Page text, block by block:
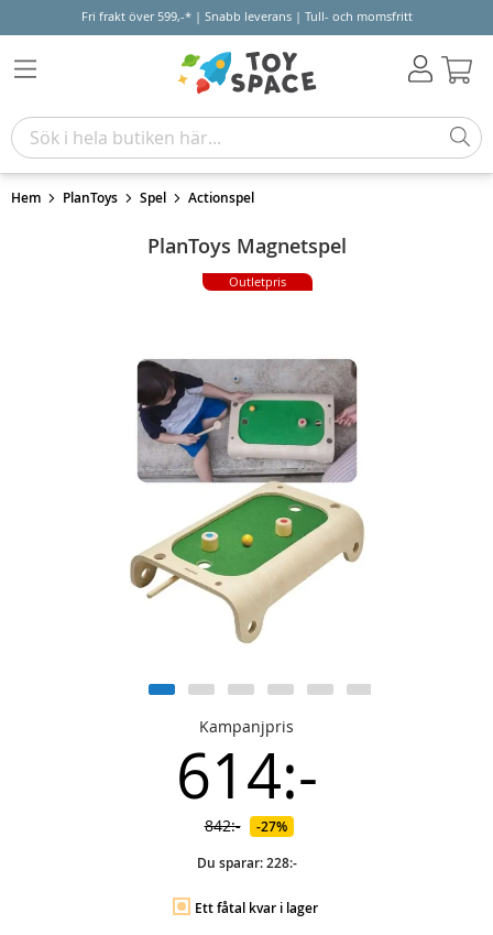
Fri frakt över 599,-* | Snabb leverans | Tull- och momsfritt
Hem PlanToys Spel Actionspel
PlanToys Magnetspel
Outletpris
Kampanjpris
614:-
842:-
27%
Du sparar:228:-
Ett fåtal kvar i lager